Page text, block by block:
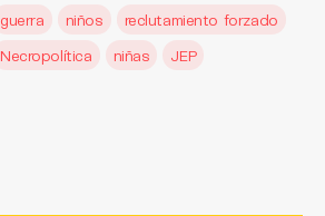
guerra niños
reclutamiento forzado
Necropolítica niñas JEP